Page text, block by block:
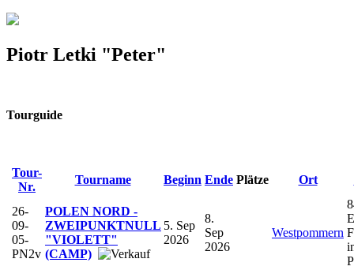
Piotr Letki "Peter"
Tourguide
Tour-
Nr.
Tourname Beginn Ende Plätze Ort
26-
09-
05-
PN2v
POLEN NORD -
ZWEIPUNKTNULL
"VIOLETT"
(CAMP)
5. Sep
2026
8.
Sep
2026
Westpommern